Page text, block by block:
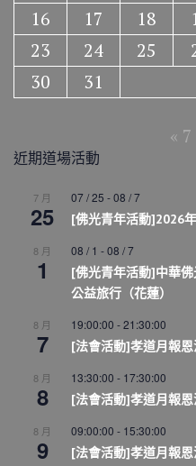
16
17 18
23
24 25
30
31
« 7
近期道場活動
7 月
25
07 / 25 -08 / 7
[佛光青年活動]2026
8 月
1
08 / 1 -08 / 7
[佛光青年活動]中華
公益旅行（花蓮）
8 月
7
19:00:00 -21:30:00
[法會活動]孝道月報
8 月
8
13:30:00 - 17:30:00
[法會活動]孝道月報
8 月
9
09:00:00 - 15:30:00
[法會活動]孝道月報